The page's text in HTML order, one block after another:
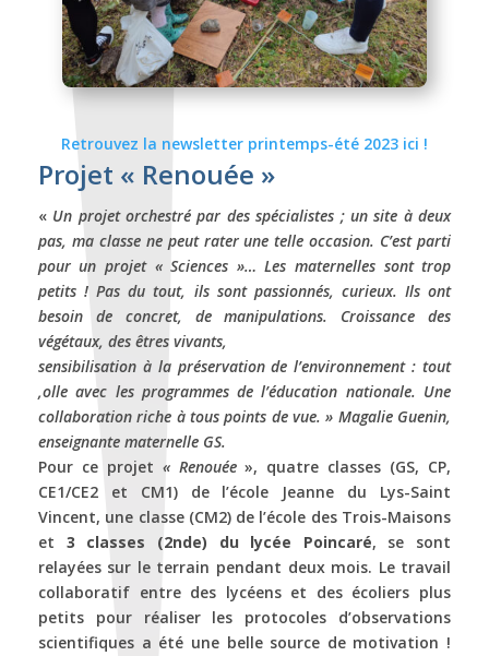
Retrouvez la newsletter printemps-été 2023 ici !
Projet « Renouée »
« Un projet orchestré par des spécialistes ; un site à deux
pas, ma classe ne peut rater une telle occasion. C’est parti
pour un projet « Sciences »… Les maternelles sont trop
petits ! Pas du tout, ils sont passionnés, curieux. Ils ont
besoin de concret, de manipulations. Croissance des
végétaux, des êtres vivants,
sensibilisation à la préservation de l’environnement : tout
,olle avec les programmes de l’éducation nationale. Une
collaboration riche à tous points de vue. » Magalie Guenin,
enseignante maternelle GS.
Pour ce projet « Renouée», quatre classes (GS, CP,
CE1/CE2 et CM1) de l’école Jeanne du Lys-Saint
Vincent, une classe (CM2) de l’école des Trois-Maisons
et 3 classes (2nde) du lycée Poincaré, se sont
relayées sur le terrain pendant deux mois. Le travail
collaboratif entre des lycéens et des écoliers plus
petits pour réaliser les protocoles d’observations
scientifiques a été une belle source de motivation !